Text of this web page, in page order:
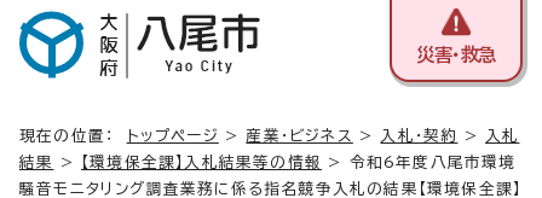
災害・救急
現在の位置： トップページ > 産業・ビジネス > 入札・契約 >
入札
結果
> 【環境保全課】入札結果等の情報
> 令和6年度八尾市環境
騒音モニタリング調査業務に係る指名競争入札の結果【環境保全課】